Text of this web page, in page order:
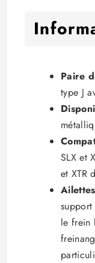
Paire
type J
SLX et
et XTR
le frein